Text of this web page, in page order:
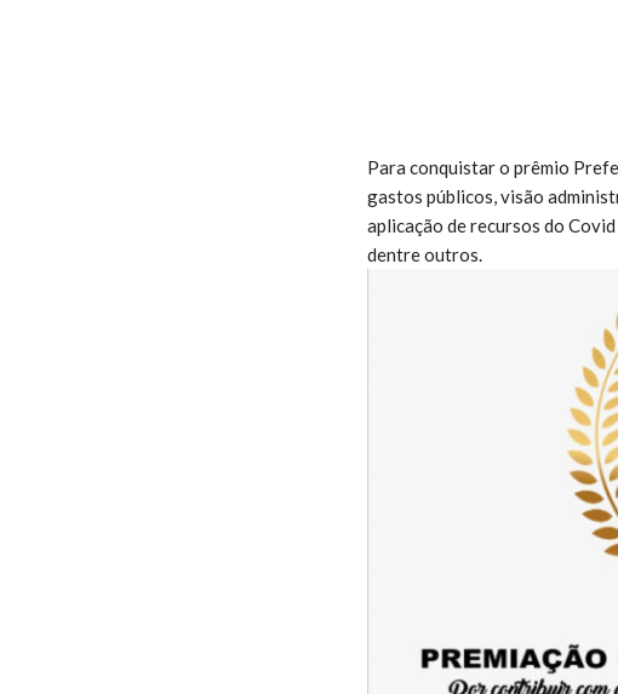
Para conquistar o prêmio
gastos públicos, visão
aplicação de recursos do
dentre outros.